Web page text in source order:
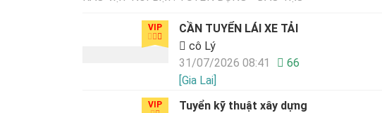
VIP
CẦN TUYỂN LÁI XE TẢI
cô Lý
31/07/2026 08:41
66
[Gia Lai]
VIP
Tuyển kỹ thuật xây dựng